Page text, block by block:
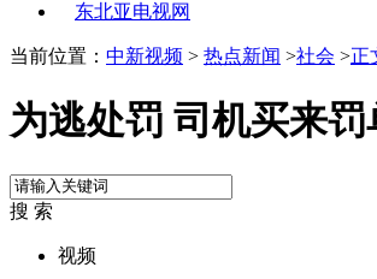
东北亚电视网
当前位置： 中新视频 > 热点新闻 >社会 >正
为逃处罚 司机买来
搜 索
视频